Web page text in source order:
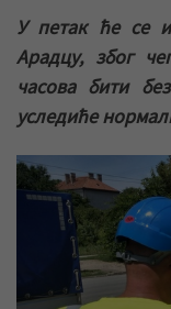
У петак ће се
Арадцу, због
часова бити
уследиће